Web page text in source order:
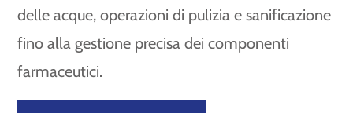
delle acque, operazioni di pulizia e sanificazione
fino alla gestione precisa dei componenti
farmaceutici.